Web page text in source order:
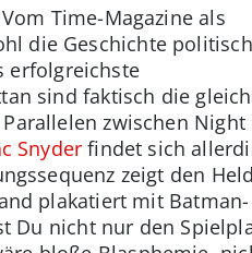
Time-Magazine als
die Geschichte politisch
erfolgreichste
sind faktisch die
zwischen Night
Snyder findet sich
zeigt den
plakatiert mit Batman-
Du nicht nur den